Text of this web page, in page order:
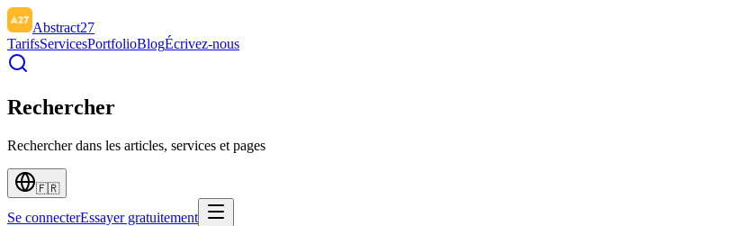
Abstract27
TarifsServicesPortfolioBlogÉcrivez-nous
Rechercher
Rechercher dans les articles, services et pages
🇫🇷
Se connecterEssayer gratuitement